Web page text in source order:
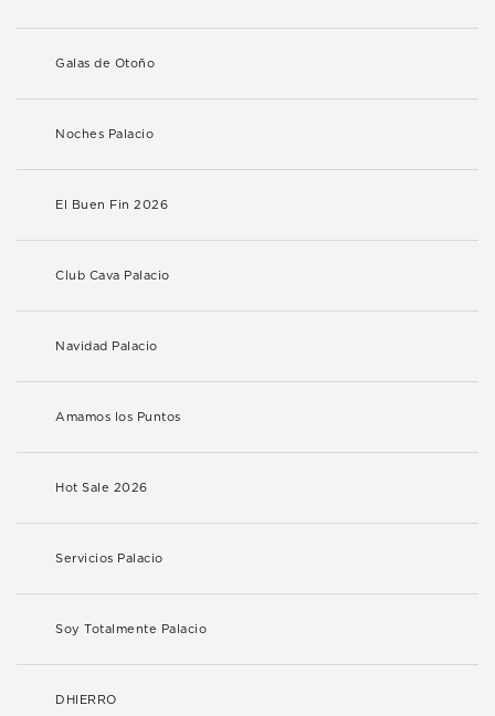
Galas de Otoño
Noches Palacio
El Buen Fin 2026
Club Cava Palacio
Navidad Palacio
Amamos los Puntos
Hot Sale 2026
Servicios Palacio
Soy Totalmente Palacio
DHIERRO